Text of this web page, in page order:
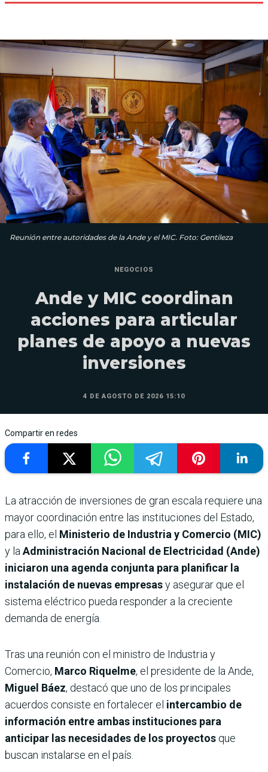
Reunión entre autoridades de la Ande y el MIC. Foto: Gentileza
NEGOCIOS
Ande y MIC coordinan
acciones para articular
planes de apoyo a nuevas
inversiones
4 DE AGOSTO DE 2026 15:10
Compartir en redes
La atracción de inversiones de gran escala requiere una
mayor coordinación entre las instituciones del Estado,
para ello, el Ministerio de Industria y Comercio (MIC)
y laAdministración Nacional de Electricidad (Ande)
iniciaron una agenda conjunta para planificar la
instalación de nuevas empresasy asegurar que el
sistema eléctrico pueda responder a la creciente
demanda de energía.
Tras una reunión con el ministro de Industria y
Comercio, Marco Riquelme, el presidente de la Ande,
Miguel Báez, destacó que uno de los principales
acuerdos consiste en fortalecer el intercambio de
información entre ambas instituciones para
anticipar las necesidades de los proyectos que
buscan instalarse en el país.